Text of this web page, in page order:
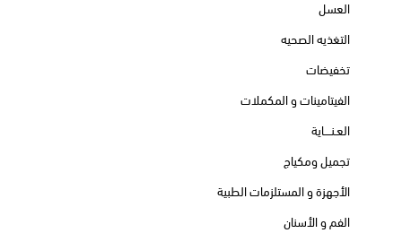
العسل
التغذيه الصحيه
تخفيضات
الفيتامينات و المكملات
العـنــــاية
تجميل ومكياج
الأجهزة و المستلزمات الطبية
الفم و الأسنان